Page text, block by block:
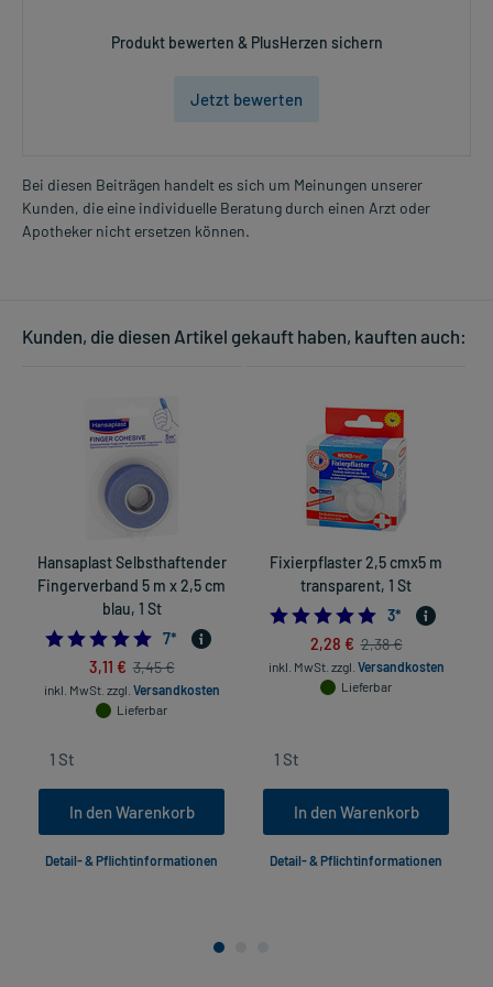
Produkt bewerten & PlusHerzen sichern
Jetzt bewerten
Bei diesen Beiträgen handelt es sich um Meinungen unserer
Kunden, die eine individuelle Beratung durch einen Arzt oder
Apotheker nicht ersetzen können.
Kunden, die diesen Artikel gekauft haben, kauften auch:
Hansaplast Selbsthaftender
Fingerverband 5 m x 2,5 cm
blau, 1 St
4.714285714285714
7*
3,11 € 3,45 €
inkl. MwSt. zzgl. Versandkosten
Lieferbar
In den Warenkorb
Detail- & Pflichtinformationen
Fixierpflaster 2,5 cmx5 m
transparent, 1 St
5.0
3*
2,28 € 2,38 €
inkl. MwSt. zzgl. Versandkosten
Lieferbar
In den Warenkorb
Detail- & Pflichtinformationen